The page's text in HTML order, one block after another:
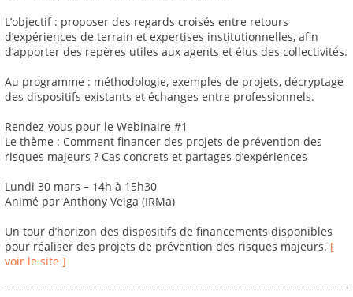
L’objectif : proposer des regards croisés entre retours
d’expériences de terrain et expertises institutionnelles, afin
d’apporter des repères utiles aux agents et élus des collectivités.
Au programme : méthodologie, exemples de projets, décryptage
des dispositifs existants et échanges entre professionnels.
Rendez-vous pour le Webinaire #1
Le thème : Comment financer des projets de prévention des
risques majeurs ? Cas concrets et partages d’expériences
Lundi 30 mars – 14h à 15h30
Animé par Anthony Veiga (IRMa)
Un tour d’horizon des dispositifs de financements disponibles
pour réaliser des projets de prévention des risques majeurs. [
voir le site ]